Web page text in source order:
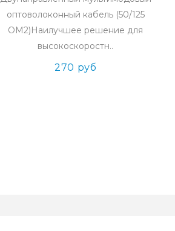
оптоволоконный кабель (50/125
OM2)Наилучшее решение для
высокоскоростн..
270 руб